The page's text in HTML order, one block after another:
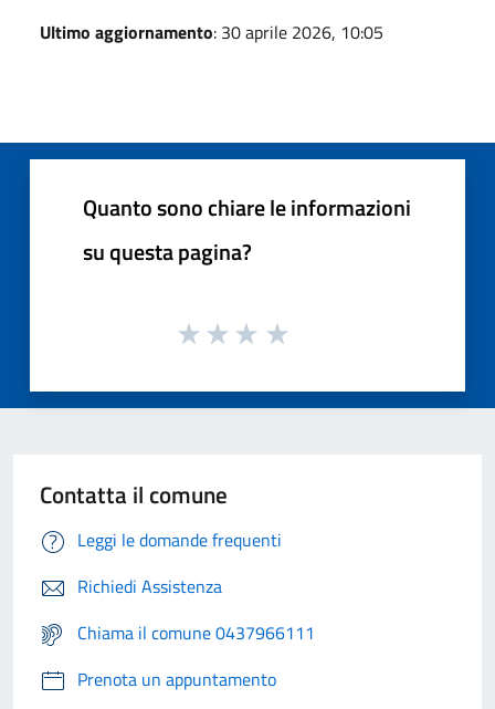
Ultimo aggiornamento: 30 aprile 2026, 10:05
Quanto sono chiare le informazioni
su questa pagina?
Contatta il comune
Leggi le domande frequenti
Richiedi Assistenza
Chiama il comune 0437966111
Prenota un appuntamento